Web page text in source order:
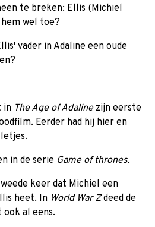
te breken: Ellis (Michiel
wel toe?
vader in Adaline een oude
in The Age of Adaline zijn eerste
Eerder had hij hier en
in de serie Game of thrones.
keer dat Michiel een
heet. In World War Zdeed de
ook al eens.